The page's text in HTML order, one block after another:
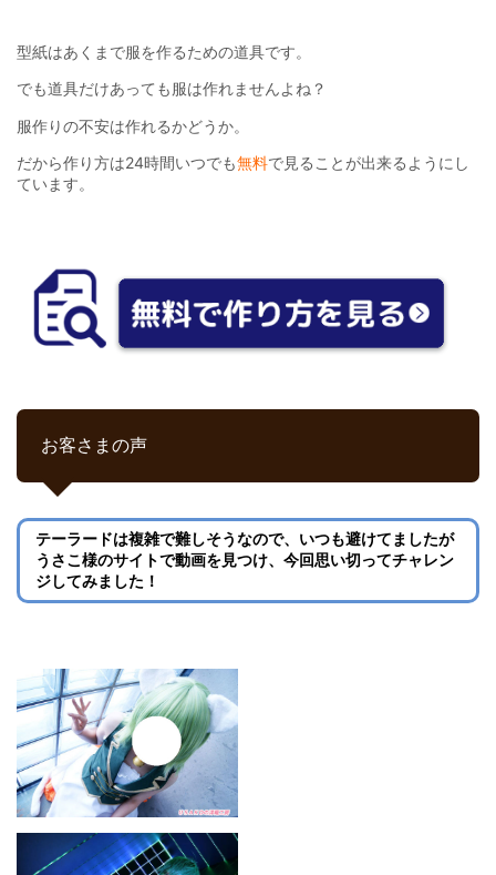
型紙はあくまで服を作るための道具です。
でも道具だけあっても服は作れませんよね？
服作りの不安は作れるかどうか。
だから作り方は24時間いつでも無料で見ることが出来るようにし
ています。
お客さまの声
テーラードは複雑で難しそうなので、いつも避けてましたが
うさこ様のサイトで動画を見つけ、今回思い切ってチャレン
ジしてみました！